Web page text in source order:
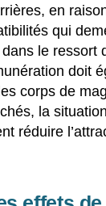
en
qui
le ressort
doit
corps de
la
réduire